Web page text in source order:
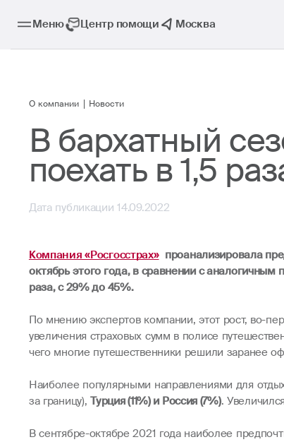
Меню Центр помощи Москва
О компании Новости
В бархатный
поехать в 1,5
Дата публикации 14.09.2022
Компания «Росгосстрах» проанализировала
октябрь этого года, в сравнении с
раза, с 29% до 45%.
По мнению экспертов компании, этот рост, во-
увеличения страховых сумм в полисе
чего многие путешественники решили заранее
Наиболее популярными направлениями для
за границу),Турция (11%) и Россия (7%).
В сентябре-октябре 2021 года наиболее